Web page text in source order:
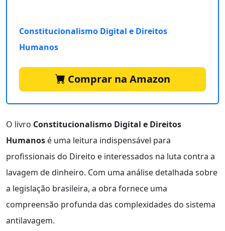
Constitucionalismo Digital e Direitos
Humanos
Comprar na Amazon
O livro Constitucionalismo Digital e Direitos
Humanos é uma leitura indispensável para
profissionais do Direito e interessados na luta contra a
lavagem de dinheiro. Com uma análise detalhada sobre
a legislação brasileira, a obra fornece uma
compreensão profunda das complexidades do sistema
antilavagem.